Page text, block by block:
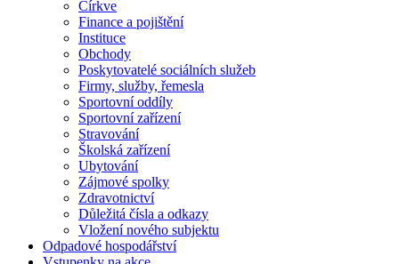
Církve
Finance a pojištění
Instituce
Obchody
Poskytovatelé sociálních služeb
Firmy, služby, řemesla
Sportovní oddíly
Sportovní zařízení
Stravování
Školská zařízení
Ubytování
Zájmové spolky
Zdravotnictví
Důležitá čísla a odkazy
Vložení nového subjektu
Odpadové hospodářství